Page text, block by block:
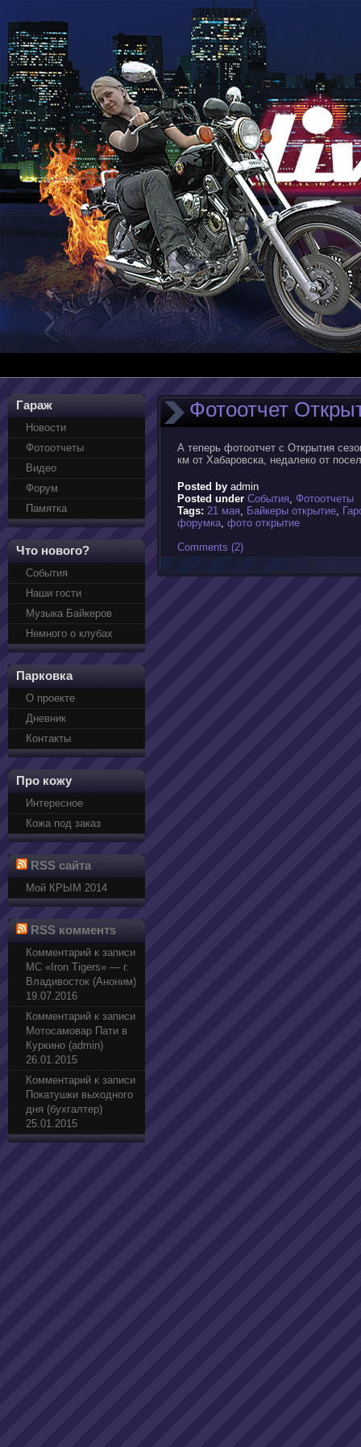
Гараж
Новости
Фотоотчеты
Видео
Форум
Памятка
Что нового?
События
Наши гости
Музыка Байкеров
Немного о клубах
Парковка
О проекте
Дневник
Контакты
Про кожу
Интересное
Кожа под заказ
RSS сайта
Мой КРЫМ 2014
RSS комментs
Комментарий к записи
МС «Iron Tigers» — г.
Владивосток (Аноним)
19.07.2016
Комментарий к записи
Мотосамовар Пати в
Куркино (admin)
26.01.2015
Комментарий к записи
Покатушки выходного
дня (бухгалтер)
25.01.2015
Фотоотчет
А теперь фотоотчет с Открытия
км от Хабаровска, недалеко от
Posted by admin
Posted under События, Фотоотчеты
Tags: 21 мая, Байкеры открытие,
форумка, фото открытие
Comments (2)